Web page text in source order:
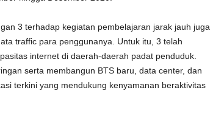
3 terhadap kegiatan pembelajaran jarak jauh juga
traffic para penggunanya. Untuk itu, 3 telah
internet di daerah-daerah padat penduduk.
serta membangun BTS baru, data center, dan
terkini yang mendukung kenyamanan beraktivitas